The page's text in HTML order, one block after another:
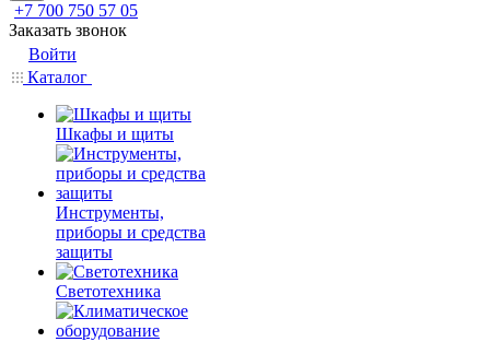
+7 700 750 57 05
Заказать звонок
Войти
Каталог
Шкафы и щиты
Инструменты,
приборы и средства
защиты
Светотехника